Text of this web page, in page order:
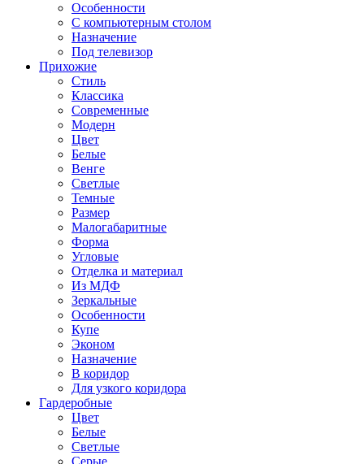
Особенности
С компьютерным столом
Назначение
Под телевизор
Прихожие
Стиль
Классика
Современные
Модерн
Цвет
Белые
Венге
Светлые
Темные
Размер
Малогабаритные
Форма
Угловые
Отделка и материал
Из МДФ
Зеркальные
Особенности
Купе
Эконом
Назначение
В коридор
Для узкого коридора
Гардеробные
Цвет
Белые
Светлые
Серые